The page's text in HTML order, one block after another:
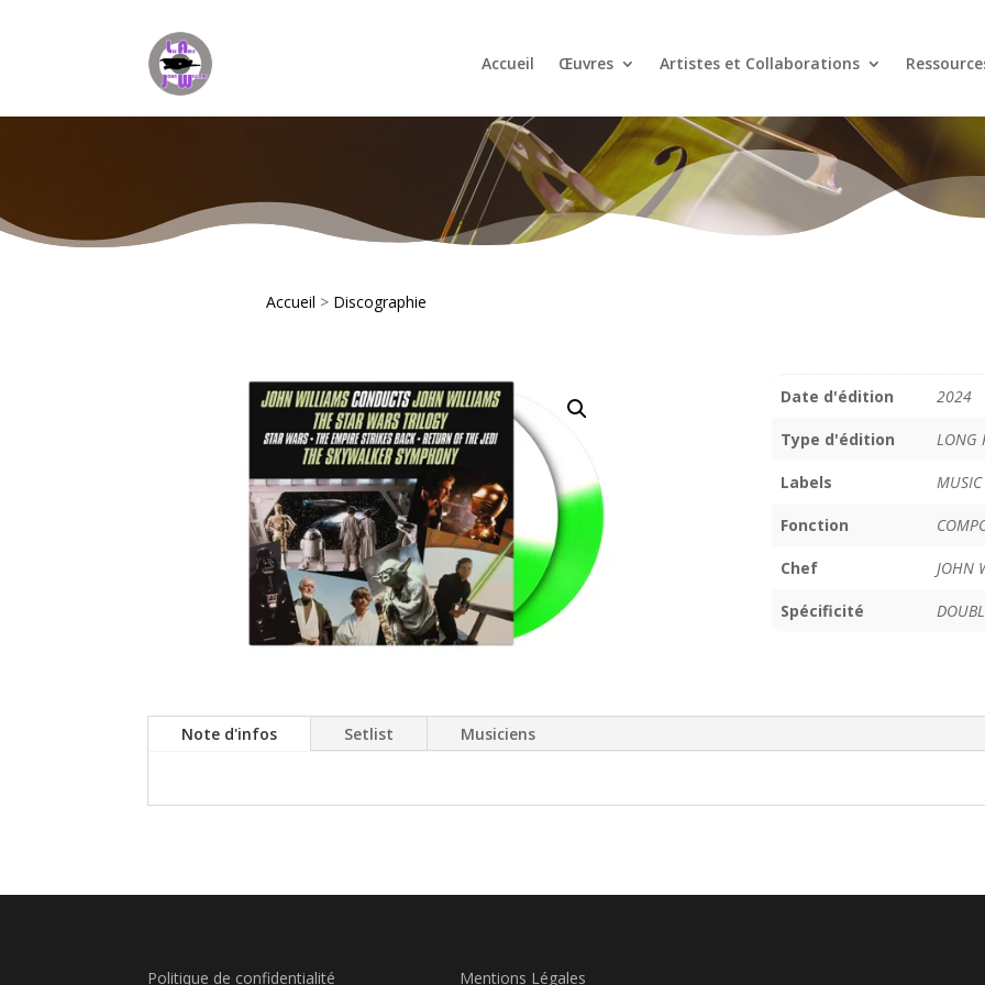
Accueil Œuvres Artistes et Collaborations
Accueil > Discographie
Date d'édition 2024
Type d'édition LONG
Labels
Fonction
Chef JOHN
Spécificité
Note d'infos Setlist Musiciens
Politique de confidentialité Mentions Légales